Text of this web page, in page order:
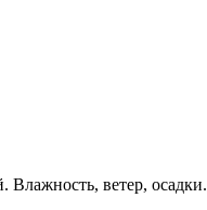
Влажность, ветер, осадки.